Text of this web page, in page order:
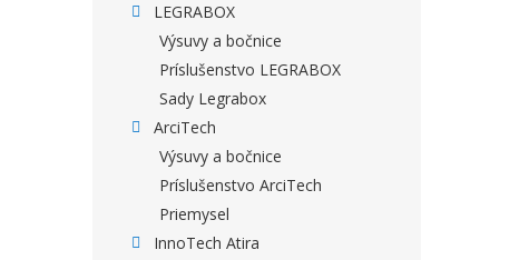
LEGRABOX
Výsuvy a bočnice
Príslušenstvo LEGRABOX
Sady Legrabox
ArciTech
Výsuvy a bočnice
Príslušenstvo ArciTech
Priemysel
InnoTech Atira